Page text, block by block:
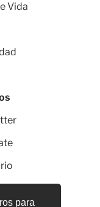
para
Vida